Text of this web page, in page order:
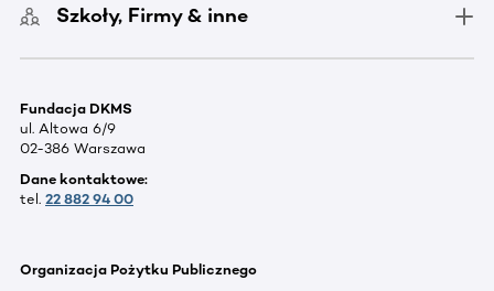
Szkoły, Firmy & inne
Fundacja DKMS
ul. Altowa 6/9
02-386 Warszawa
Dane kontaktowe:
tel. 22 882 94 00
Organizacja Pożytku Publicznego